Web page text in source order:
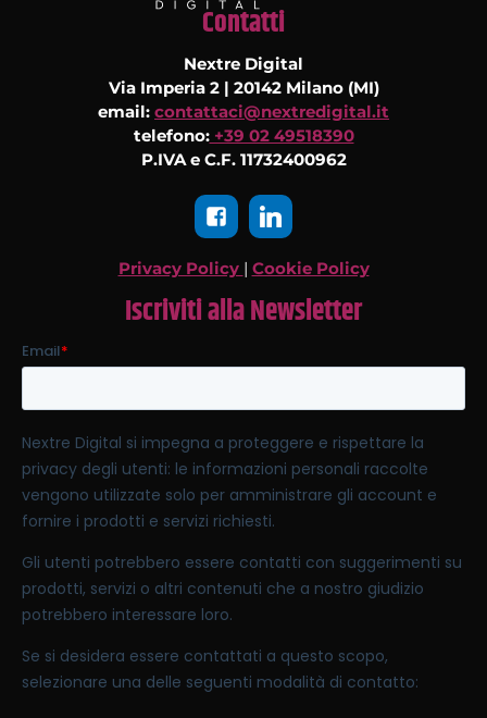
Contatti
Nextre Digital
Via Imperia 2 | 20142 Milano (MI)
email: contattaci@nextredigital.it
telefono:+39 02 49518390
P.IVA e C.F. 11732400962
Privacy Policy | Cookie Policy
Iscriviti alla Newsletter